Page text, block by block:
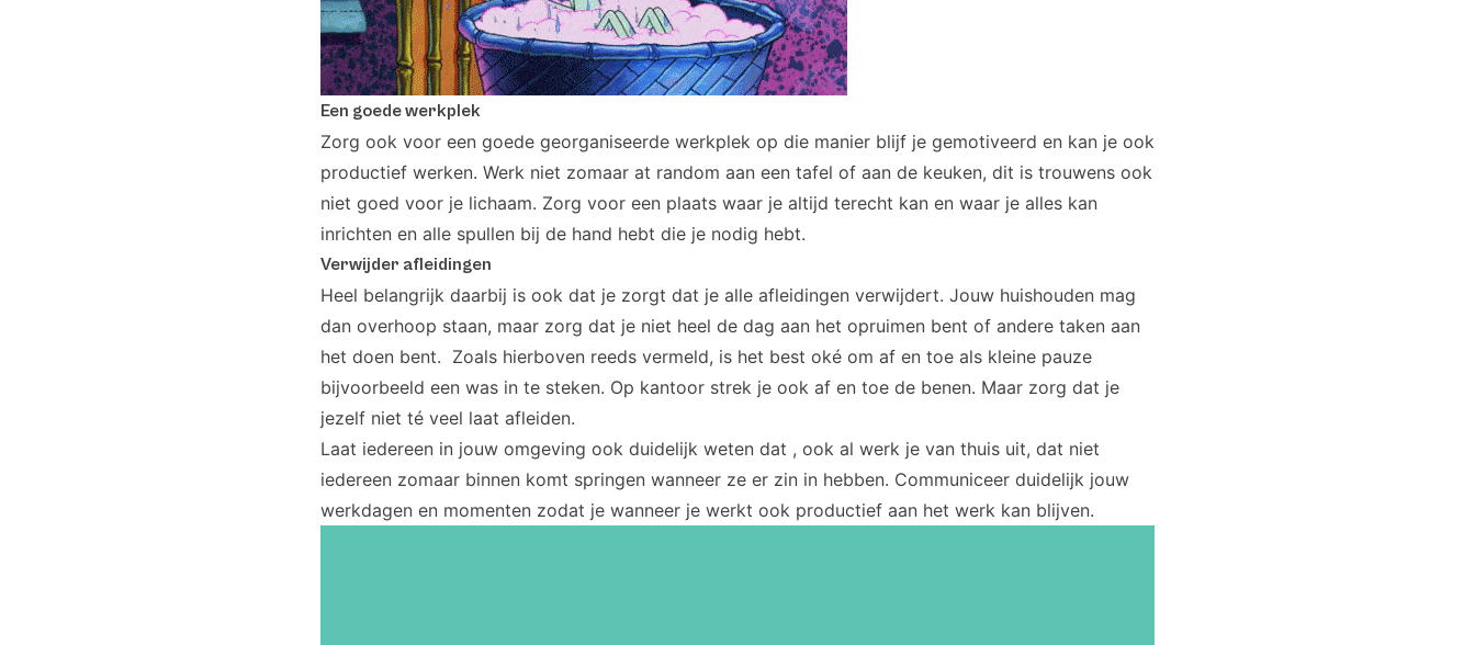
Een goede werkplek
Zorg ook voor een goede georganiseerde werkplek op die manier blijf je gemotiveerd en kan je ook
productief werken. Werk niet zomaar at random aan een tafel of aan de keuken, dit is trouwens ook
niet goed voor je lichaam. Zorg voor een plaats waar je altijd terecht kan en waar je alles kan
inrichten en alle spullen bij de hand hebt die je nodig hebt.
Verwijder afleidingen
Heel belangrijk daarbij is ook dat je zorgt dat je alle afleidingen verwijdert. Jouw huishouden mag
dan overhoop staan, maar zorg dat je niet heel de dag aan het opruimen bent of andere taken aan
het doen bent. Zoals hierboven reeds vermeld, is het best oké om af en toe als kleine pauze
bijvoorbeeld een was in te steken. Op kantoor strek je ook af en toe de benen. Maar zorg dat je
jezelf niet té veel laat afleiden.
Laat iedereen in jouw omgeving ook duidelijk weten dat , ook al werk je van thuis uit, dat niet
iedereen zomaar binnen komt springen wanneer ze er zin in hebben. Communiceer duidelijk jouw
werkdagen en momenten zodat je wanneer je werkt ook productief aan het werk kan blijven.